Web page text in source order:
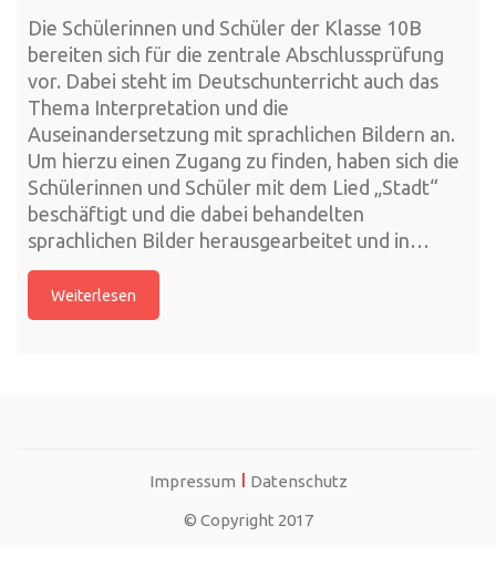
Die Schülerinnen und Schüler der Klasse 10B
bereiten sich für die zentrale Abschlussprüfung
vor. Dabei steht im Deutschunterricht auch das
Thema Interpretation und die
Auseinandersetzung mit sprachlichen Bildern an.
Um hierzu einen Zugang zu finden, haben sich die
Schülerinnen und Schüler mit dem Lied „Stadt“
beschäftigt und die dabei behandelten
sprachlichen Bilder herausgearbeitet und in…
Weiterlesen
Impressum I Datenschutz
© Copyright 2017